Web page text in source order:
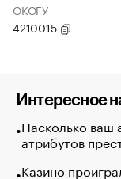
ОКОГУ
4210015
Интересное
Насколько ваш
атрибутов
Казино